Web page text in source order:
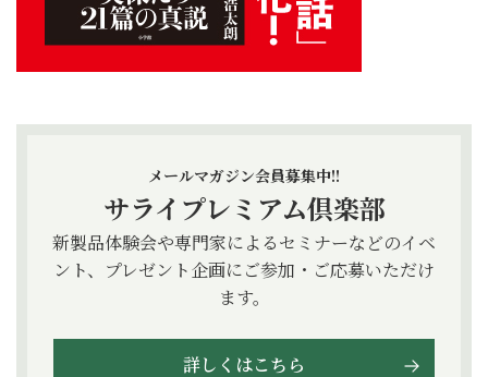
メールマガジン会員募集中!!
サライプレミアム倶楽部
新製品体験会や専門家によるセミナーなどのイベ
ント、プレゼント企画にご参加・ご応募いただけ
ます。
詳しくはこちら